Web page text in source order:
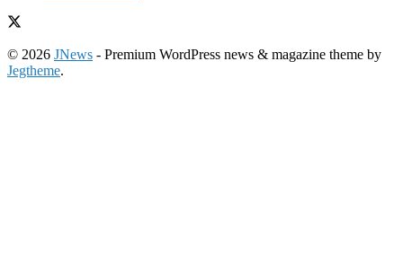
© 2026 JNews - Premium WordPress news & magazine theme by
Jegtheme.